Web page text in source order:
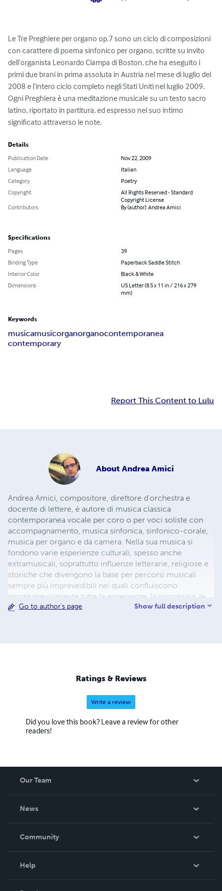
Le Tre Preghiere per organo op.7 sono un ciclo di composizioni
con carattere di poema sinfonico per organo, scritte su invito
dell’organista Leonardo Ciampa di Boston, che ha eseguito i
primi due brani in prima assoluta in Austria nel mese di luglio del
2008 e l’intero ciclo completo negli Stati Uniti nel luglio 2009.
Ogni Preghiera è una meditazione musicale su un testo sacro
latino, riportato in partitura, ed espresso nel suo intimo
significato attraverso le note.
Details
Publication Date
Nov 22, 2009
Language
Italian
Category
Poetry
Copyright
All Rights Reserved - Standard
Copyright License
Contributors
By (author): Andrea Amici
Specifications
Pages
39
Binding Type
Paperback Saddle Stitch
Interior Color
Black & White
Dimensions
US Letter (8.5 x 11 in / 216 x 279
mm)
Keywords
musicamusicorganorganocontemporanea
contemporary
Report This Content to Lulu
About Andrea Amici
Andrea Amici, compositore, direttore d'orchestra e
docente di lettere, è autore di musica classica
contemporanea vocale per coro o per voci soliste con
accompagnamento, musica sinfonica, sinfonico-corale,
musica per organo e da camera. Nella sua musica si
fondono varie esperienze culturali, spesso anche
extramusicali, soprattutto influenze letterarie, religiose e
storiche che divengono la base per percorsi musicali
sempre più imprevedibili nei quali confluiscono
inconsapevolmente tutte le esperienze, la psicologia, le
tecniche e la cultura, ogni aspetto insomma dell'essere
passate epoche umanistiche o mutuate dalla natura del
Go to author's page Show full description
Ratings & Reviews
Write a review
Did you love this book? Leave a review for other
readers!
Our Team
News
In The News
Community
Help
Order Lookup